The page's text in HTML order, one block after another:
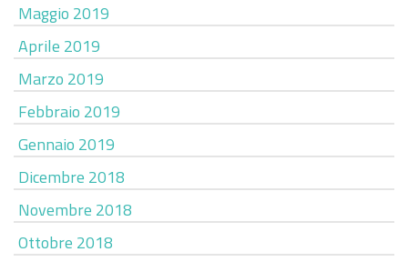
Maggio 2019
Aprile 2019
Marzo 2019
Febbraio 2019
Gennaio 2019
Dicembre 2018
Novembre 2018
Ottobre 2018